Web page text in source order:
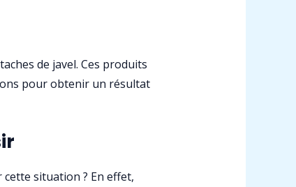
de javel. Ces produits
pour obtenir un résultat
situation ? En effet,